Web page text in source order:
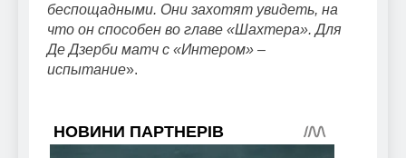
беспощадными. Они захотят увидеть, на
что он способен во главе «Шахтера». Для
Де Дзерби матч с «Интером» –
испытание».